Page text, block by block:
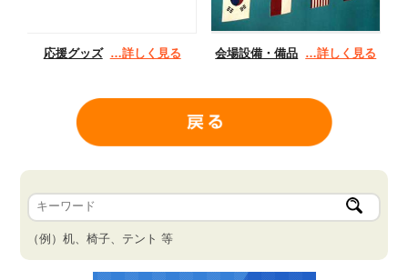
応援グッズ …詳しく見る 会場設備・備品 …詳しく見る
（例）机、椅子、テント 等